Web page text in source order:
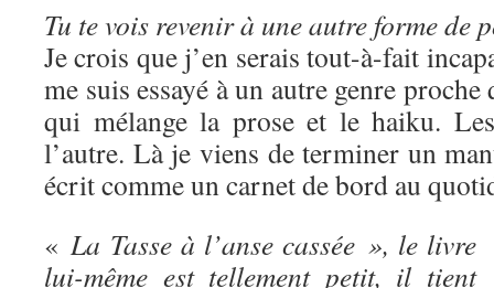
Tu te vois revenir à une autre forme de
Je crois que j’en serais tout-à-fait
me suis essayé à un autre genre
qui mélange la prose et le haiku.
l’autre. Là je viens de terminer un
écrit comme un carnet de bord au
«La Tasse à l’anse cassée », le livre
lui-même est tellement petit, il tient